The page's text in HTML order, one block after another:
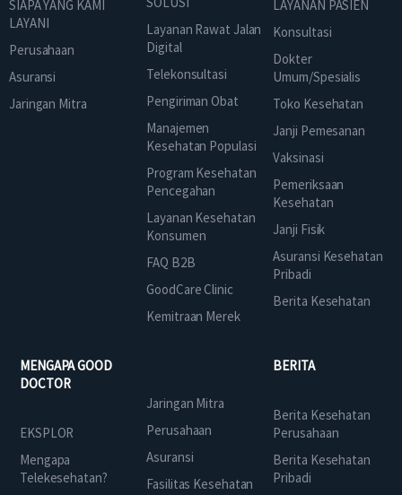
SIAPA YANG KAMI
LAYANI
Perusahaan
Asuransi
Jaringan Mitra
Layanan Rawat Jalan
Digital
Telekonsultasi
Pengiriman Obat
Manajemen
Kesehatan Populasi
Program Kesehatan
Pencegahan
Layanan Kesehatan
Konsumen
FAQ B2B
GoodCare Clinic
Kemitraan Merek
LAYANAN PASIEN
Konsultasi
Dokter
Umum/Spesialis
Toko Kesehatan
Janji Pemesanan
Vaksinasi
Pemeriksaan
Kesehatan
Janji Fisik
Asuransi Kesehatan
Pribadi
Berita Kesehatan
MENGAPA GOOD
DOCTOR
EKSPLOR
Mengapa
Telekesehatan?
Jaringan Mitra
Perusahaan
Asuransi
Fasilitas Kesehatan
BERITA
Berita Kesehatan
Perusahaan
Berita Kesehatan
Pribadi